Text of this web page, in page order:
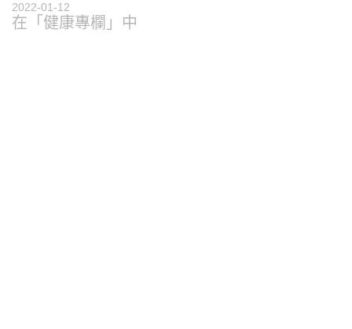
2022-01-12
在「健康專欄」中